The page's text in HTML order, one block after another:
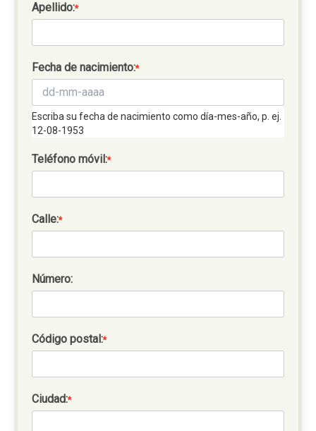
Apellido:*
Fecha de nacimiento:*
Escriba su fecha de nacimiento como día-mes-año, p. ej.
12-08-1953
Teléfono móvil:*
Calle:*
Número:
Código postal:*
Ciudad:*